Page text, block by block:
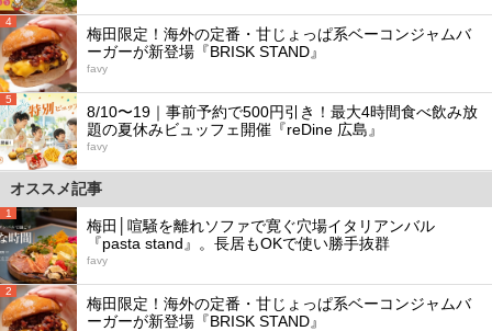
4
梅田限定！海外の定番・甘じょっぱ系ベーコンジャムバ
ーガーが新登場『BRISK STAND』
favy
5
8/10〜19｜事前予約で500円引き！最大4時間食べ飲み放
題の夏休みビュッフェ開催『reDine 広島』
favy
オススメ記事
1
梅田│喧騒を離れソファで寛ぐ穴場イタリアンバル
『pasta stand』。長居もOKで使い勝手抜群
favy
2
梅田限定！海外の定番・甘じょっぱ系ベーコンジャムバ
ーガーが新登場『BRISK STAND』